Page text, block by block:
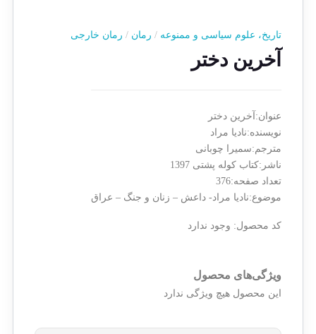
تاریخ، علوم سیاسی و ممنوعه / رمان / رمان خارجی
آخرین دختر
عنوان:آخرین دختر
نویسنده:نادیا مراد
مترجم:سمیرا چوبانی
ناشر:کتاب کوله پشتی 1397
تعداد صفحه:376
موضوع:نادیا مراد- داعش – زنان و جنگ – عراق
کد محصول: وجود ندارد
ویژگی‌های محصول
این محصول هیچ ویژگی ندارد